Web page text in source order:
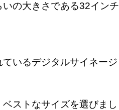
の大きさである32インチ
いるデジタルサイネージ
ストなサイズを選びまし